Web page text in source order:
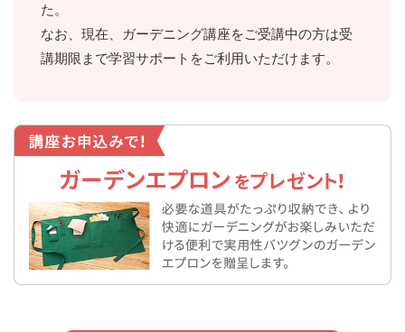
た。
なお、現在、ガーデニング講座をご受講中の方は受
講期限まで学習サポートをご利用いただけます。